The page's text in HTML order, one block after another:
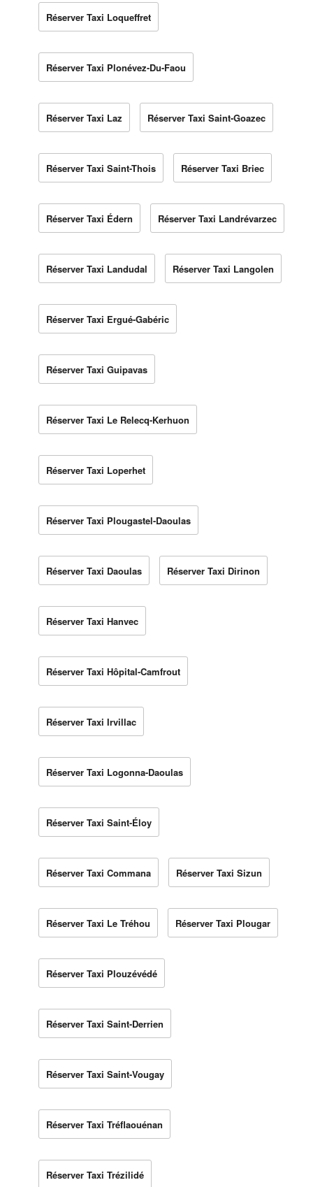
Réserver Taxi Loqueffret
Réserver Taxi Plonévez-Du-Faou
Réserver Taxi Laz Réserver Taxi Saint-Goazec
Réserver Taxi Saint-Thois Réserver Taxi Briec
Réserver Taxi Édern Réserver Taxi Landrévarzec
Réserver Taxi Landudal Réserver Taxi Langolen
Réserver Taxi Ergué-Gabéric
Réserver Taxi Guipavas
Réserver Taxi Le Relecq-Kerhuon
Réserver Taxi Loperhet
Réserver Taxi Plougastel-Daoulas
Réserver Taxi Daoulas Réserver Taxi Dirinon
Réserver Taxi Hanvec
Réserver Taxi Hôpital-Camfrout
Réserver Taxi Irvillac
Réserver Taxi Logonna-Daoulas
Réserver Taxi Saint-Éloy
Réserver Taxi Commana Réserver Taxi Sizun
Réserver Taxi Le Tréhou Réserver Taxi Plougar
Réserver Taxi Plouzévédé
Réserver Taxi Saint-Derrien
Réserver Taxi Saint-Vougay
Réserver Taxi Tréflaouénan
Réserver Taxi Trézilidé